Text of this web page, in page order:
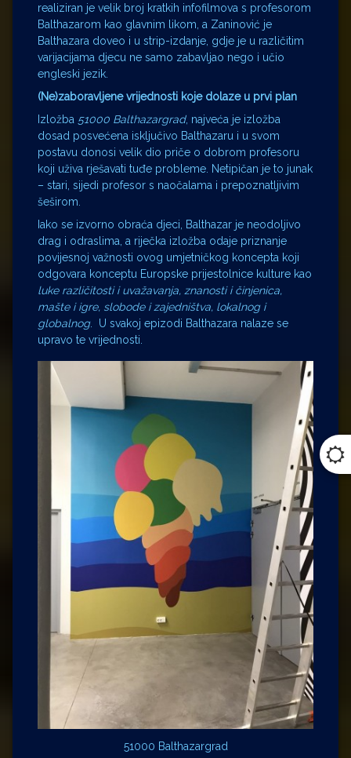
realiziran je velik broj kratkih infofilmova s profesorom
Balthazarom kao glavnim likom, a Zaninović je
Balthazara doveo i u strip-izdanje, gdje je u različitim
varijacijama djecu ne samo zabavljao nego i učio
engleski jezik.
(Ne)zaboravljene vrijednosti koje dolaze u prvi plan
Izložba 51000 Balthazargrad, najveća je izložba
dosad posvećena isključivo Balthazaru i u svom
postavu donosi velik dio priče o dobrom profesoru
koji uživa rješavati tuđe probleme. Netipičan je to junak
– stari, sijedi profesor s naočalama i prepoznatljivim
šeširom.
Iako se izvorno obraća djeci, Balthazar je neodoljivo
drag i odraslima, a riječka izložba odaje priznanje
povijesnoj važnosti ovog umjetničkog koncepta koji
odgovara konceptu Europske prijestolnice kulture kao
luke različitosti i uvažavanja, znanosti i činjenica,
mašte i igre, slobode i zajedništva, lokalnog i
globalnog. U svakoj epizodi Balthazara nalaze se
upravo te vrijednosti.
51000 Balthazargrad